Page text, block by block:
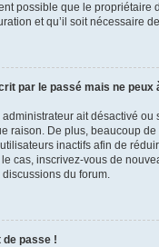
possible que le propriétaire
et qu’il soit nécessaire
par le passé mais ne peux
administrateur ait désactivé
raison. De plus, beaucoup
inactifs afin de
cas, inscrivez-vous de
du forum.
de passe !